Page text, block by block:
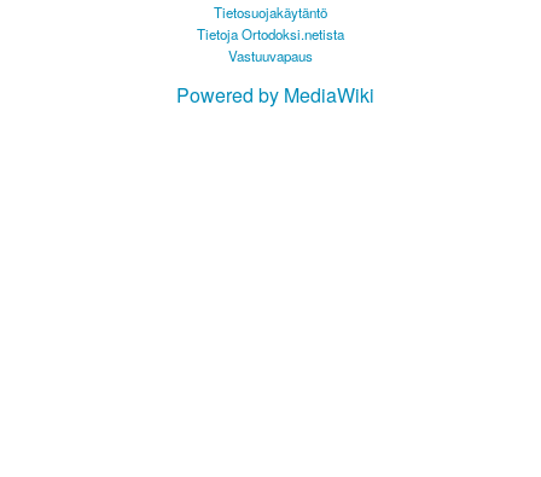
Tietosuojakäytäntö
Tietoja Ortodoksi.netista
Vastuuvapaus
Powered by MediaWiki